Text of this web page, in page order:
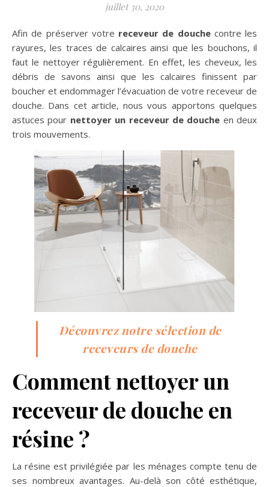
juillet 30, 2020
Afin de préserver votre receveur de douchecontre les
rayures, les traces de calcaires ainsi que les bouchons, il
faut le nettoyer régulièrement. En effet, les cheveux, les
débris de savons ainsi que les calcaires finissent par
boucher et endommager l’évacuation de votre receveur de
douche. Dans cet article, nous vous apportons quelques
astuces pour nettoyer un receveur de douche en deux
trois mouvements.
Découvrez notre sélection de
receveurs de douche
Comment nettoyer un
receveur de douche en
résine ?
La résine est privilégiée par les ménages compte tenu de
ses nombreux avantages. Au-delà son côté esthétique,